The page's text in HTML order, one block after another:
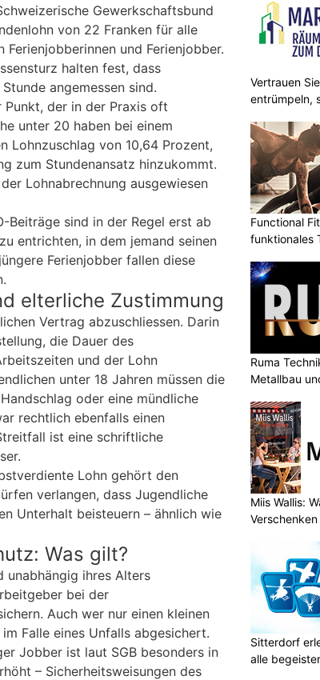
Gewerkschaftsbund
von 22 Franken für alle
und Ferienjobber.
halten fest, dass
angemessen sind.
der in der Praxis oft
unter 20 haben bei einem
Lohnzuschlag von 10,64 Prozent,
zum Stundenansatz hinzukommt.
Lohnabrechnung ausgewiesen
Beiträge sind in der Regel erst ab
entrichten, in dem jemand seinen
Ferienjobber fallen diese
elterliche Zustimmung
Vertrag abzuschliessen. Darin
die Dauer des
und der Lohn
unter 18 Jahren müssen die
oder eine mündliche
rechtlich ebenfalls einen
ist eine schriftliche
Lohn gehört den
verlangen, dass Jugendliche
Unterhalt beisteuern – ähnlich wie
Was gilt?
unabhängig ihres Alters
bei der
Auch wer nur einen kleinen
Falle eines Unfalls abgesichert.
Jobber ist laut SGB besonders in
– Sicherheitsweisungen des
Vertrauen
entrümpeln,
Functional
funktionales
Ruma
Metallbau
Miis Wallis:
Sitterdorf
alle